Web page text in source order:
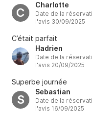
C
Charlotte
Date de la
l'avis 30/09/2025
C’était parfait
Hadrien
Date de la
l'avis 20/09/2025
Superbe journée
S
Sebastian
Date de la
l'avis 16/09/2025